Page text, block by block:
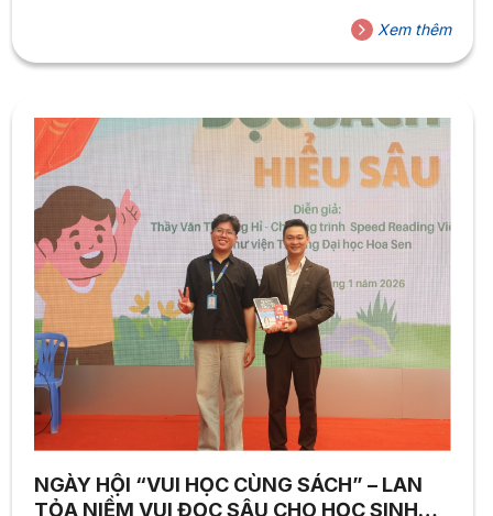
Xem thêm
NGÀY HỘI “VUI HỌC CÙNG SÁCH” – LAN
TỎA NIỀM VUI ĐỌC SÂU CHO HỌC SINH